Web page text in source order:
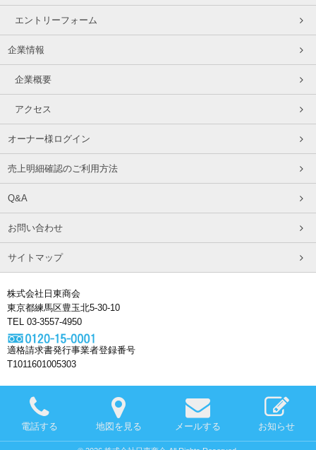
エントリーフォーム
企業情報
企業概要
アクセス
オーナー様ログイン
売上明細確認のご利用方法
Q&A
お問い合わせ
サイトマップ
株式会社日東商会
東京都練馬区豊玉北5-30-10
TEL 03-3557-4950
適格請求書発行事業者登録番号
T1011601005303
電話する 地図を見る メールする お知らせ